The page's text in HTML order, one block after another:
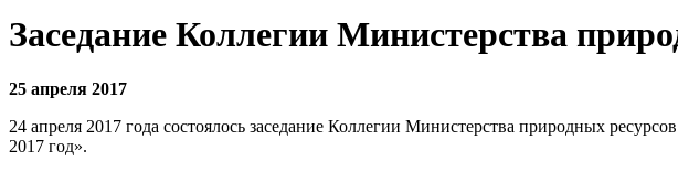
Заседание Коллегии Министерства
25 апреля 2017
24 апреля 2017 года состоялось заседание Коллегии Министерства природных
2017 год».